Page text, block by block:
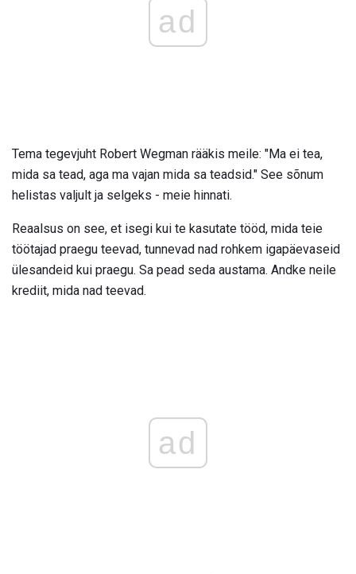
ad
Tema tegevjuht Robert Wegman rääkis meile: "Ma ei tea,
mida sa tead, aga ma vajan mida sa teadsid." See sõnum
helistas valjult ja selgeks - meie hinnati.
Reaalsus on see, et isegi kui te kasutate tööd, mida teie
töötajad praegu teevad, tunnevad nad rohkem igapäevaseid
ülesandeid kui praegu. Sa pead seda austama. Andke neile
krediit, mida nad teevad.
ad